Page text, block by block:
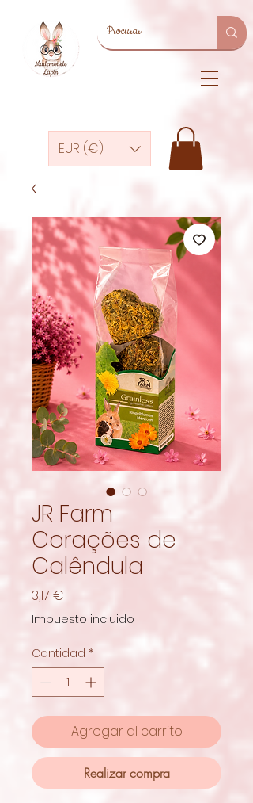
EUR (€)
JR Farm
Corações de
Calêndula
3,17 €
Impuesto incluido
Cantidad *
Agregar al carrito
Realizar compra